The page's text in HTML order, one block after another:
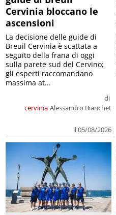
Cervinia bloccano le
ascensioni
cervinia
di
Alessandro Bianchet
il 05/08/2026
La decisione delle guide di
Breuil Cervinia è scattata a
seguito della frana di oggi
sulla parete sud del Cervino;
gli esperti raccomandano
massima at...